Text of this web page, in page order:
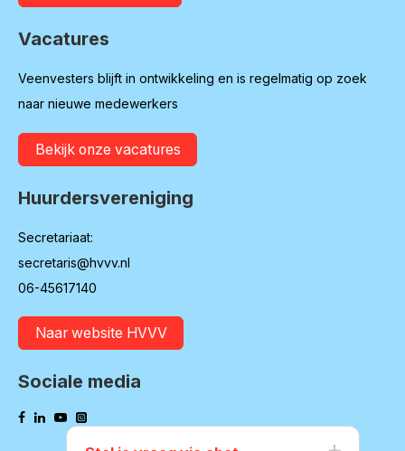
Vacatures
Veenvesters blijft in ontwikkeling en is regelmatig op zoek
naar nieuwe medewerkers
Bekijk onze vacatures
Huurdersvereniging
Secretariaat:
secretaris@hvvv.nl
06-45617140
Naar website HVVV
Sociale media